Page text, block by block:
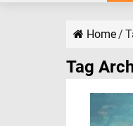
Home/
Tag